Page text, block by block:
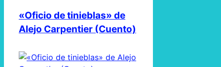
«Oficio de tinieblas» de
Alejo Carpentier (Cuento)